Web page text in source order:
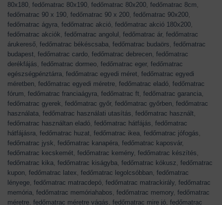
80x180, fedőmatrac 80x190, fedőmatrac 80x200, fedőmatrac 8cm,
fedőmatrac 90 x 190, fedőmatrac 90 x 200, fedőmatrac 90x200,
fedőmatrac ágyra, fedőmatrac akció, fedőmatrac akció 180x200,
fedőmatrac akciók, fedőmatrac angolul , fedőmatrac ár, fedőmatrac
árukereső, fedőmatrac békéscsaba, fedőmatrac budaörs, fedőmatrac
budapest, fedőmatrac cardo, fedőmatrac debrecen, fedőmatrac
derékfájás, fedőmatrac dormeo, fedőmatrac eger, fedőmatrac
egészségpénztárra, fedőmatrac egyedi méret, fedőmatrac egyedi
méretben, fedőmatrac egyedi méretre, fedőmatrac eladó, fedőmatrac
fórum, fedőmatrac franciaágyra, fedőmatrac ft, fedőmatrac garancia,
fedőmatrac gyerek, fedőmatrac győr, fedőmatrac győrben, fedőmatrac
használata, fedőmatrac használati utasítás, fedőmatrac használt,
fedőmatrac használtan eladó, fedőmatrac hátfájás, fedőmatrac
hátfájásra, fedőmatrac huzat, fedőmatrac ikea, fedőmatrac jófogás,
fedőmatrac jysk, fedőmatrac kanapéra, fedőmatrac kaposvár,
fedőmatrac kecskemét, fedőmatrac kemény, fedőmatrac készítés,
fedőmatrac kika, fedőmatrac kiságyba, fedőmatrac kókusz, fedőmatrac
kupon, fedőmatrac latex, fedőmatrac legolcsóbban, fedőmatrac
lényege, fedőmatrac matracdepó, fedőmatrac matrackirály, fedőmatrac
memória, fedőmatrac memóriahabos, fedőmatrac memory, fedőmatrac
méretre, fedőmatrac méretre vágás, fedőmatrac mire jó, fedőmatrac